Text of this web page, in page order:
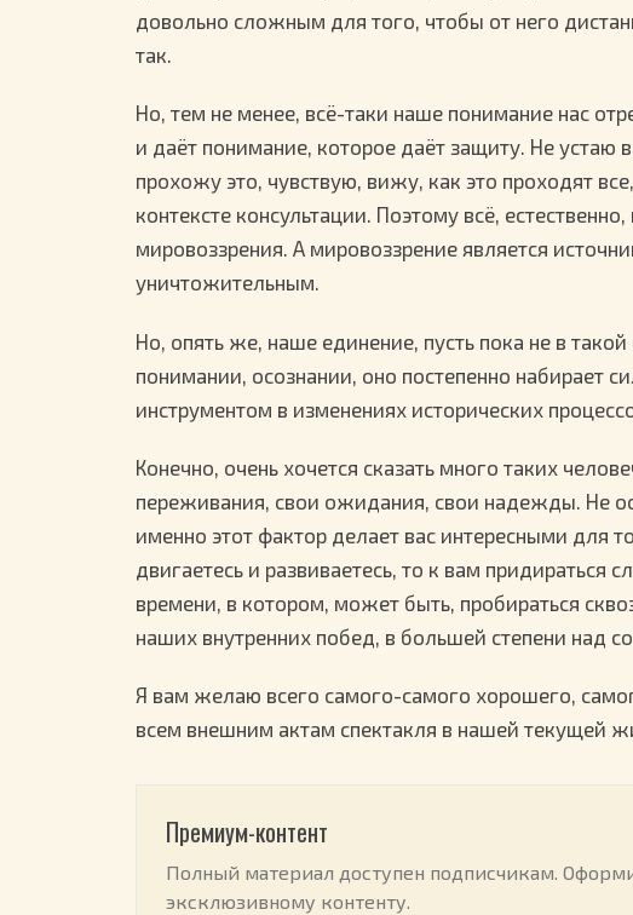
довольно сложным для того, чтобы от него
так.
Но, тем не менее, всё-таки наше понимание нас
и даёт понимание, которое даёт защиту. Не устаю
прохожу это, чувствую, вижу, как это проходят
контексте консультации. Поэтому всё,
мировоззрения. А мировоззрение является
уничтожительным.
Но, опять же, наше единение, пусть пока не в
понимании, осознании, оно постепенно набирает
инструментом в изменениях исторических
Конечно, очень хочется сказать много таких
переживания, свои ожидания, свои надежды. Не
именно этот фактор делает вас интересными для
двигаетесь и развиваетесь, то к вам придираться
времени, в котором, может быть, пробираться
наших внутренних побед, в большей степени над
Я вам желаю всего самого-самого хорошего,
всем внешним актам спектакля в нашей текущей
Премиум-контент
Полный материал доступен подписчикам.
эксклюзивному контенту.